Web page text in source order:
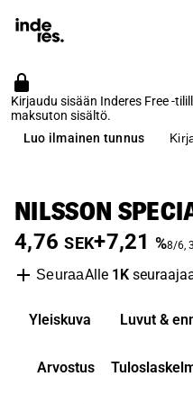
Kirjaudu sisään Inderes Free -
maksuton sisältö.
Luo ilmainen tunnus
NILSSON
4,76 SEK+7,21 %8/6,
SeuraaAlle 1K
Yleiskuva Luvut &
Arvostus